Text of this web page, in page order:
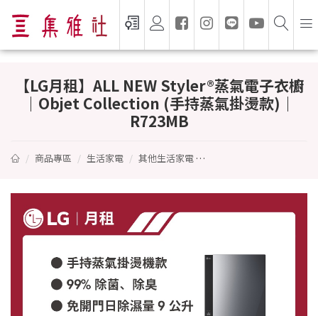
【LG月租】ALL NEW Styler®蒸氣電子衣
【LG月租】ALL NEW Styler®蒸氣電子衣櫥
｜Objet Collection (手持蒸氣掛燙款)｜
R723MB
商品專區 生活家電 其他生活家電